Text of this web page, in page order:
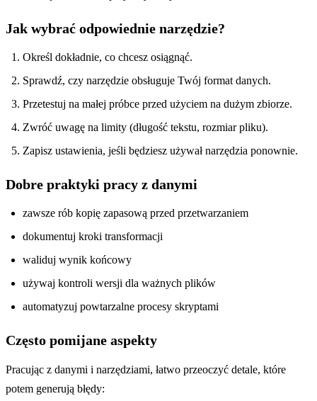
Jak wybrać odpowiednie narzędzie?
Określ dokładnie, co chcesz osiągnąć.
Sprawdź, czy narzędzie obsługuje Twój format danych.
Przetestuj na małej próbce przed użyciem na dużym zbiorze.
Zwróć uwagę na limity (długość tekstu, rozmiar pliku).
Zapisz ustawienia, jeśli będziesz używał narzędzia ponownie.
Dobre praktyki pracy z danymi
zawsze rób kopię zapasową przed przetwarzaniem
dokumentuj kroki transformacji
waliduj wynik końcowy
używaj kontroli wersji dla ważnych plików
automatyzuj powtarzalne procesy skryptami
Często pomijane aspekty
Pracując z danymi i narzędziami, łatwo przeoczyć detale, które
potem generują błędy: